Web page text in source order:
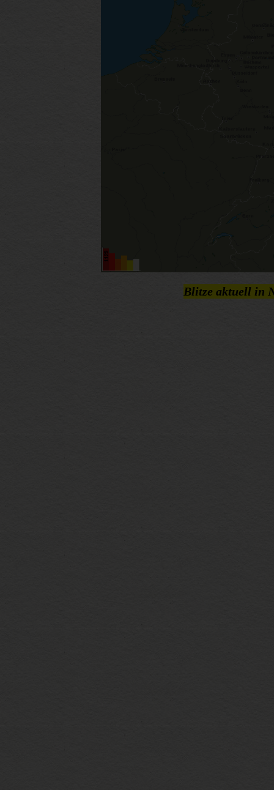
Blitze aktuell in